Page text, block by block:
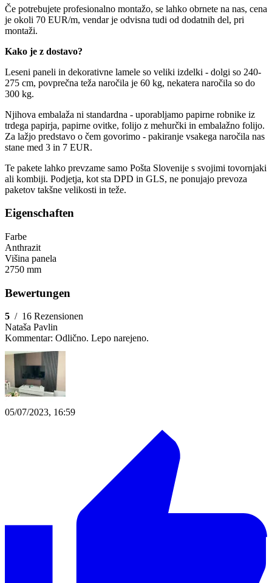
Če potrebujete profesionalno montažo, se lahko obrnete na nas, cena
je okoli 70 EUR/m, vendar je odvisna tudi od dodatnih del, pri
montaži.
Kako je z dostavo?
Leseni paneli in dekorativne lamele so veliki izdelki - dolgi so 240-
275 cm, povprečna teža naročila je 60 kg, nekatera naročila so do
300 kg.
Njihova embalaža ni standardna - uporabljamo papirne robnike iz
trdega papirja, papirne ovitke, folijo z mehurčki in embalažno folijo.
Za lažjo predstavo o čem govorimo - pakiranje vsakega naročila nas
stane med 3 in 7 EUR.
Te pakete lahko prevzame samo Pošta Slovenije s svojimi tovornjaki
ali kombiji. Podjetja, kot sta DPD in GLS, ne ponujajo prevoza
paketov takšne velikosti in teže.
Eigenschaften
Farbe
Anthrazit
Višina panela
2750 mm
Bewertungen
5 / 16 Rezensionen
Nataša Pavlin
Kommentar: Odlično. Lepo narejeno.
05/07/2023, 16:59